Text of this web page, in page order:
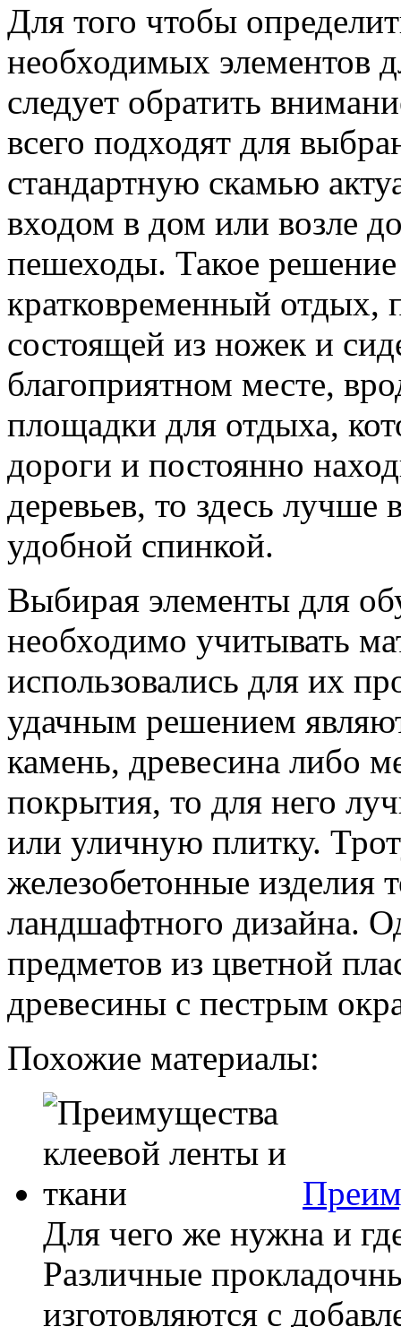
Для того чтобы
необходимых элементов
следует обратить
всего подходят для
стандартную скамью
входом в дом или возле
пешеходы. Такое
кратковременный отдых,
состоящей из ножек и
благоприятном месте,
площадки для отдыха,
дороги и постоянно
деревьев, то здесь лучше
удобной спинкой.
Выбирая элементы для
необходимо учитывать
использовались для их
удачным решением
камень, древесина либо
покрытия, то для него
или уличную плитку.
железобетонные изделия
ландшафтного дизайна.
предметов из цветной
древесины с пестрым
Похожие материалы:
Для чего же нужна и
Различные
изготовляются с